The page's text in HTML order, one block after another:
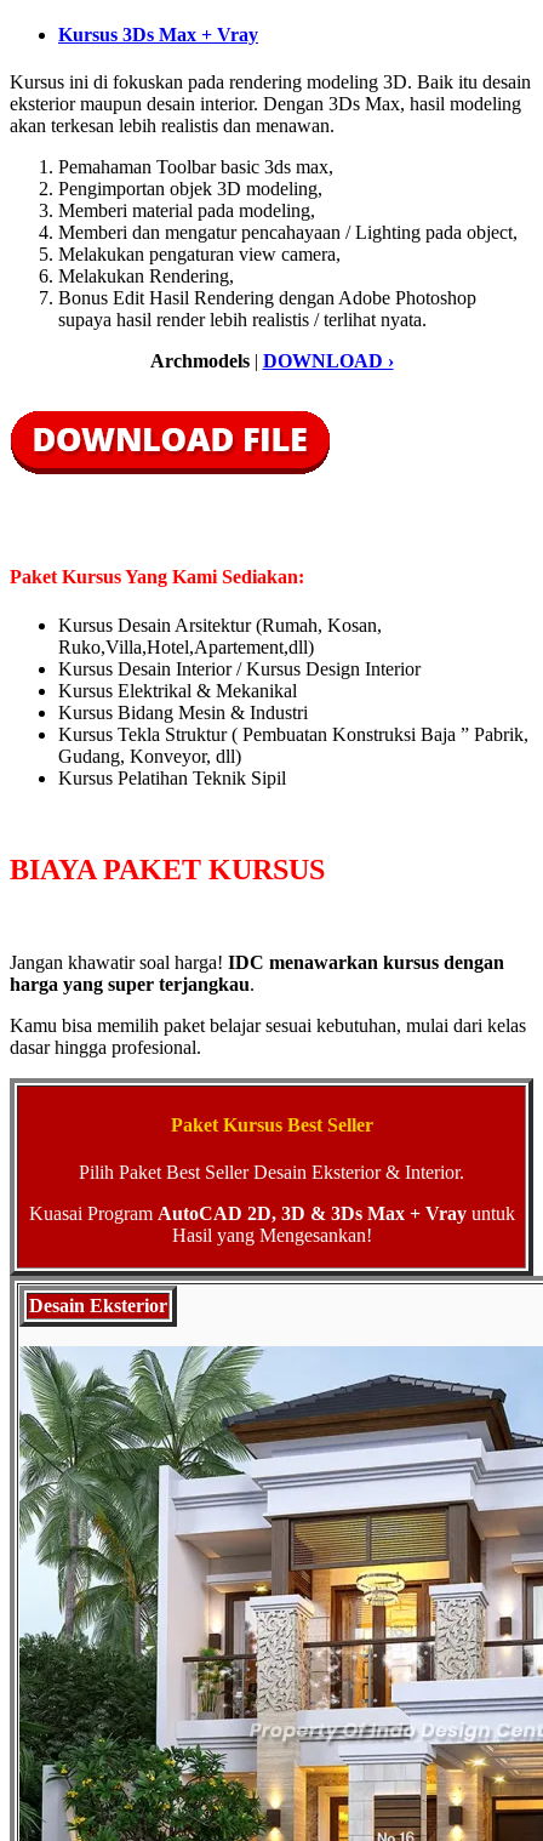
Kursus 3Ds Max + Vray
Kursus ini di fokuskan pada rendering modeling 3D. Baik itu desain
eksterior maupun desain interior. Dengan 3Ds Max, hasil modeling
akan terkesan lebih realistis dan menawan.
Pemahaman Toolbar basic 3ds max,
Pengimportan objek 3D modeling,
Memberi material pada modeling,
Memberi dan mengatur pencahayaan / Lighting pada object,
Melakukan pengaturan view camera,
Melakukan Rendering,
Bonus Edit Hasil Rendering dengan Adobe Photoshop
supaya hasil render lebih realistis / terlihat nyata.
Archmodels | DOWNLOAD ›
Paket Kursus Yang Kami Sediakan:
Kursus Desain Arsitektur (Rumah, Kosan,
Ruko,Villa,Hotel,Apartement,dll)
Kursus Desain Interior / Kursus Design Interior
Kursus Elektrikal & Mekanikal
Kursus Bidang Mesin & Industri
Kursus Tekla Struktur ( Pembuatan Konstruksi Baja ” Pabrik,
Gudang, Konveyor, dll)
Kursus Pelatihan Teknik Sipil
BIAYA PAKET KURSUS
Jangan khawatir soal harga! IDC menawarkan kursus dengan
harga yang super terjangkau.
Kamu bisa memilih paket belajar sesuai kebutuhan, mulai dari kelas
dasar hingga profesional.
Paket Kursus Best Seller
Pilih Paket Best Seller Desain Eksterior & Interior.
Kuasai Program AutoCAD 2D, 3D & 3Ds Max + Vrayuntuk
Hasil yang Mengesankan!
Desain Eksterior